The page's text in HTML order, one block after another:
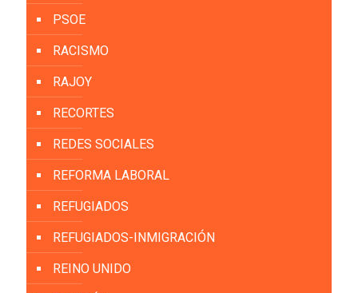
PSOE
RACISMO
RAJOY
RECORTES
REDES SOCIALES
REFORMA LABORAL
REFUGIADOS
REFUGIADOS-INMIGRACIÓN
REINO UNIDO